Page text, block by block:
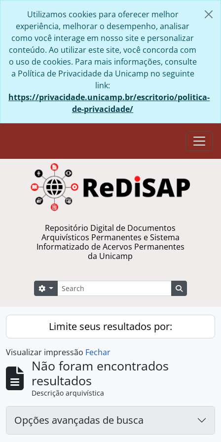
Utilizamos cookies para oferecer melhor
experiência, melhorar o desempenho, analisar
como você interage em nosso site e personalizar
conteúdo. Ao utilizar este site, você concorda com
o uso de cookies. Para mais informações, consulte
a Política de Privacidade da Unicamp no seguinte
link:
https://privacidade.unicamp.br/escritorio/politica-
de-privacidade/
Repositório Digital de Documentos
Arquivísticos Permanentes e Sistema
Informatizado de Acervos Permanentes
da Unicamp
Buscar
Opções de busca
Limite seus resultados por:
Visualizar impressão Fechar
Não foram encontrados
resultados
Descrição arquivística
Opções avançadas de busca